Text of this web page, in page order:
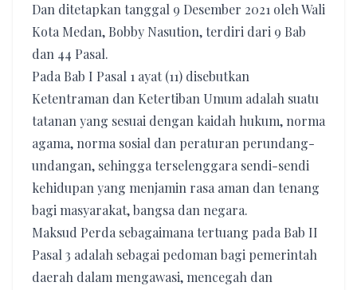
Dan ditetapkan tanggal 9 Desember 2021 oleh Wali
Kota Medan, Bobby Nasution, terdiri dari 9 Bab
dan 44 Pasal.
Pada Bab I Pasal 1 ayat (11) disebutkan
Ketentraman dan Ketertiban Umum adalah suatu
tatanan yang sesuai dengan kaidah hukum, norma
agama, norma sosial dan peraturan perundang-
undangan, sehingga terselenggara sendi-sendi
kehidupan yang menjamin rasa aman dan tenang
bagi masyarakat, bangsa dan negara.
Maksud Perda sebagaimana tertuang pada Bab II
Pasal 3 adalah sebagai pedoman bagi pemerintah
daerah dalam mengawasi, mencegah dan